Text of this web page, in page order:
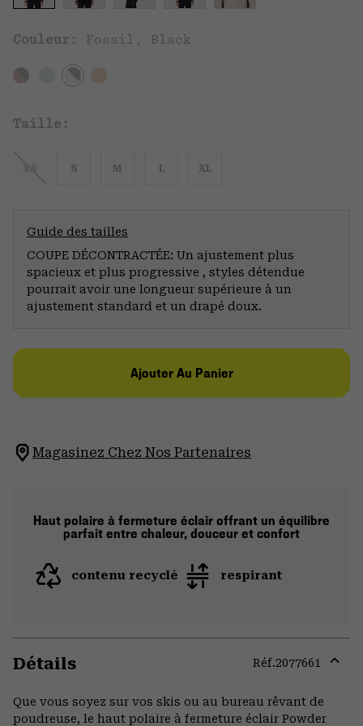
Couleur: Fossil, Black
Taille:
XS S M L XL
Guide des tailles
COUPE DÉCONTRACTÉE: Un ajustement plus
spacieux et plus progressive , styles détendue
pourrait avoir une longueur supérieure à un
ajustement standard et un drapé doux.
Ajouter Au Panier
Magasinez Chez Nos Partenaires
Haut polaire à fermeture éclair offrant un équilibre
parfait entre chaleur, douceur et confort
contenu recyclé respirant
Détails Réf.2077661
Que vous soyez sur vos skis ou au bureau rêvant de
poudreuse, le haut polaire à fermeture éclair Powder